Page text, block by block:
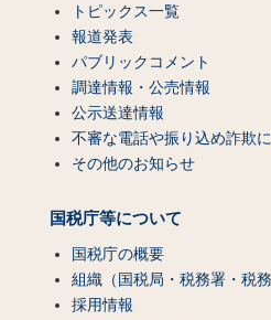
トピックス一覧
報道発表
パブリックコメント
調達情報・公売情報
公示送達情報
不審な電話や振り込め詐欺
その他のお知らせ
国税庁等について
国税庁の概要
組織（国税局・税務署・税務
採用情報